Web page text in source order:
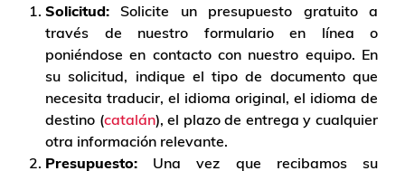
Solicitud: Solicite un presupuesto gratuito a
través de nuestro formulario en línea o
poniéndose en contacto con nuestro equipo. En
su solicitud, indique el tipo de documento que
necesita traducir, el idioma original, el idioma de
destino (catalán), el plazo de entrega y cualquier
otra información relevante.
Presupuesto: Una vez que recibamos su